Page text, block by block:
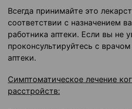
Всегда принимайте это
соответствии с назначением
работника аптеки. Если вы не
проконсультируйтесь с
аптеки.
Симптоматическое лечение
расстройств: